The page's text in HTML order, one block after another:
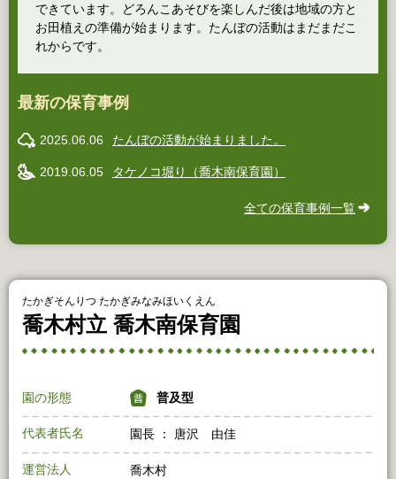
できています。どろんこあそびを楽しんだ後は地域の方と
お田植えの準備が始まります。たんぼの活動はまだまだこ
れからです。
最新の保育事例
2025.06.06 たんぼの活動が始まりました。
2019.06.05 タケノコ堀り（喬木南保育園）
全ての保育事例一覧
たかぎそんりつ たかぎみなみほいくえん
喬木村立 喬木南保育園
園の形態 普及型
代表者氏名 園長 ： 唐沢 由佳
運営法人 喬木村